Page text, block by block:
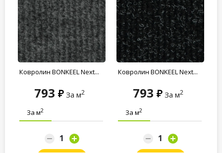
Ковролин BONKEEL Next...
793 За м2
За м2
Ковролин BONKEEL Next...
793 За м2
За м2